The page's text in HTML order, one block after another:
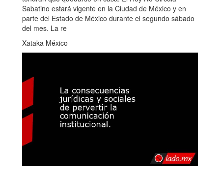
Sabatino estará vigente en la Ciudad de México y en
parte del Estado de México durante el segundo sábado
del mes. La re
Xataka México